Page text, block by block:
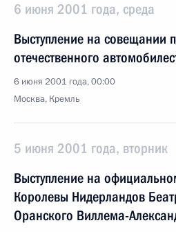
6 июня 2001 года, среда
Выступление на совещании
отечественного
6 июня 2001 года, 00:00
Москва, Кремль
5 июня 2001 года, вторник
Выступление на
Королевы Нидерландов
Оранского Виллема-